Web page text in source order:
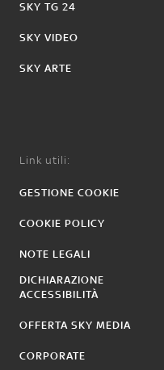
SKY TG 24
SKY VIDEO
SKY ARTE
Link utili:
GESTIONE COOKIE
COOKIE POLICY
NOTE LEGALI
DICHIARAZIONE
ACCESSIBILITÀ
OFFERTA SKY MEDIA
CORPORATE